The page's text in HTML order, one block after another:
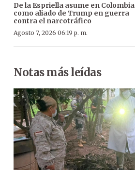
De la Espriella asume en Colombia
como aliado de Trump en guerra
contra el narcotráfico
Agosto 7, 2026 06:19 p. m.
Notas más leídas